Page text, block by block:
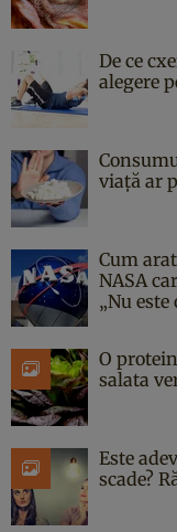
De ce
alegere
viață ar
Cum
NASA
„Nu
O
salata
Este
scade?